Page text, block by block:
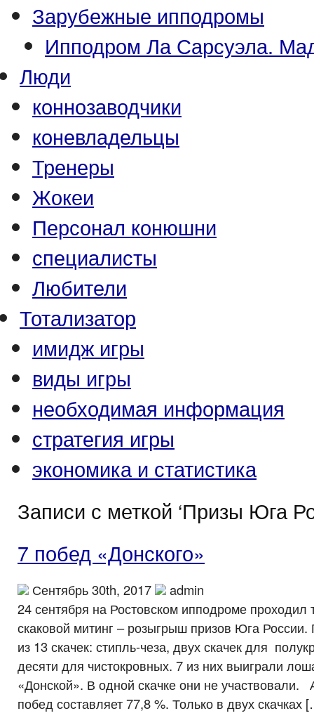
Зарубежные ипподромы
Ипподром Ла Сарсуэла.
Люди
коннозаводчики
коневладельцы
Тренеры
Жокеи
Персонал конюшни
специалисты
Любители
Тотализатор
имидж игры
виды игры
необходимая информация
стратегия игры
экономика и статистика
Записи с меткой ‘Призы Юга
7 побед «Донского»
Сентябрь 30th, 2017
admin
24 сентября на Ростовском ипподроме проходил
скаковой митинг – розыгрыш призов Юга
из 13 скачек: стипль-чеза, двух скачек для
десяти для чистокровных. 7 из них выиграли
«Донской». В одной скачке они не участвовали.
побед составляет 77,8 %. Только в двух скачках